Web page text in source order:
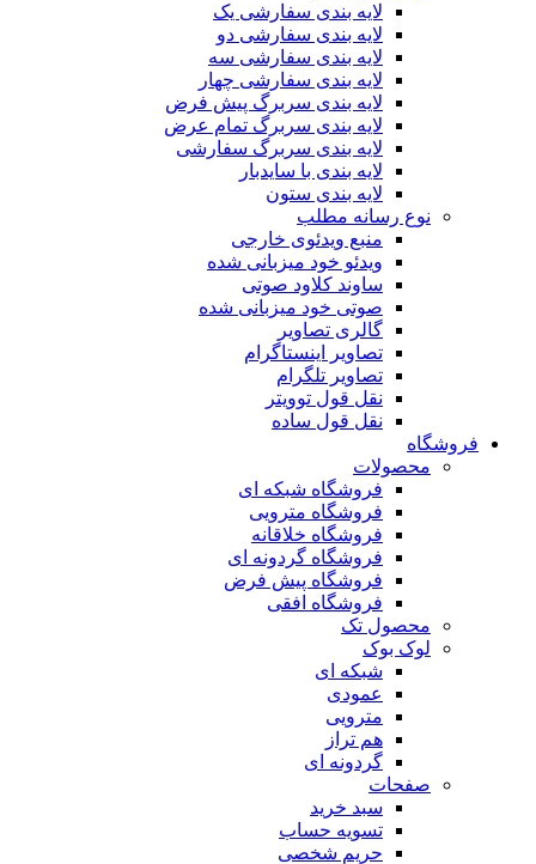
لایه بندی سفارشی یک
لایه بندی سفارشی دو
لایه بندی سفارشی سه
لایه بندی سفارشی چهار
لایه بندی سربرگ پیش فرض
لایه بندی سربرگ تمام عرض
لایه بندی سربرگ سفارشی
لایه بندی با سایدبار
لایه بندی ستون
نوع رسانه مطلب
منبع ویدئوی خارجی
ویدئو خود میزبانی شده
ساوند کلاود صوتی
صوتی خود میزبانی شده
گالری تصاویر
تصاویر اینستاگرام
تصاویر تلگرام
نقل قول توویتر
نقل قول ساده
فروشگاه
محصولات
فروشگاه شبکه ای
فروشگاه مترویی
فروشگاه خلاقانه
فروشگاه گردونه ای
فروشگاه پیش فرض
فروشگاه افقی
محصول تک
لوک بوک
شبکه ای
عمودی
مترویی
هم تراز
گردونه ای
صفحات
سبد خرید
تسویه حساب
حریم شخصی